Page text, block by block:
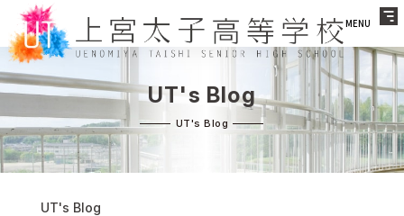
MENU
UT's Blog
UT's Blog